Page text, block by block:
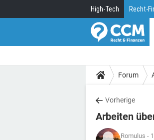
High-Tech Recht-
Forum
Vorherige
Arbeiten
Romulus -